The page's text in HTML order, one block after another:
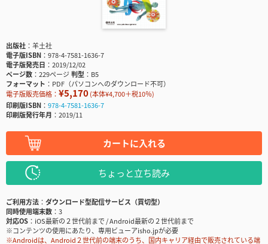
出版社
羊土社
電子版ISBN
978-4-7581-1636-7
電子版発売日
2019/12/02
ページ数
229ページ判型
B5
フォーマット
PDF（パソコンへのダウンロード不可）
電子版販売価格： ¥5,170(本体¥4,700＋税10％)
印刷版ISBN
978-4-7581-1636-7
印刷版発行年月
2019/11
カートに入れる
ちょっと立ち読み
ご利用方法
ダウンロード型配信サービス（買切型）
同時使用端末数
3
対応OS
iOS最新の２世代前まで / Android最新の２世代前まで
※コンテンツの使用にあたり、専用ビューアisho.jpが必要
※Androidは、Android２世代前の端末のうち、国内キャリア経由で販売されている端